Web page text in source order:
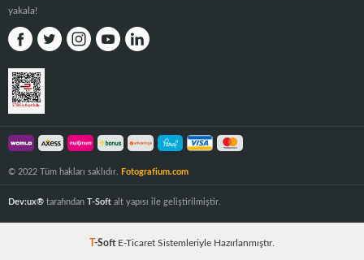
yakala!
© 2022 Tüm hakları saklıdır. Fotografium.com
Dev:ux® tarafından T-Soft alt yapısı ile geliştirilmiştir.
T-Soft E-Ticaret Sistemleriyle Hazırlanmıştır.